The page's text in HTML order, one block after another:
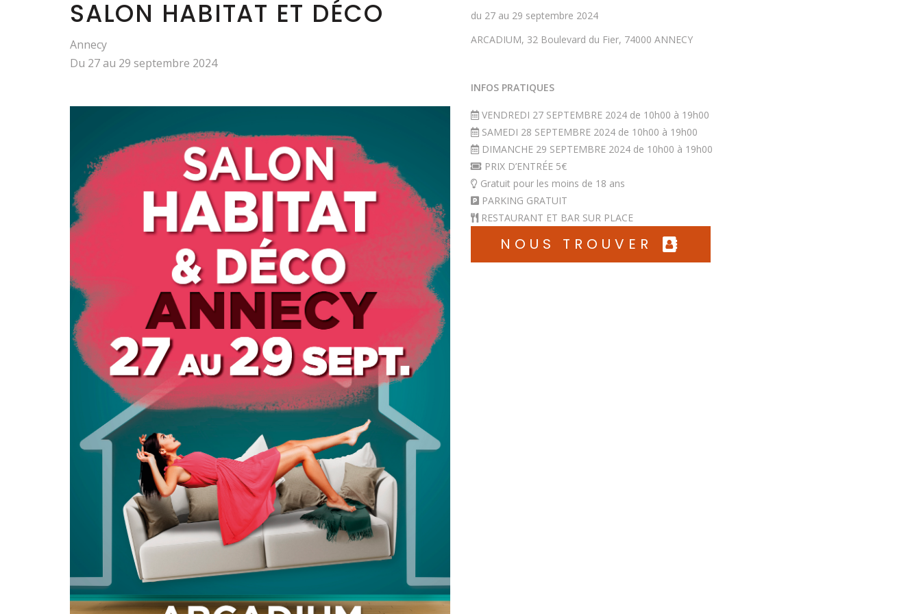
SALON HABITAT ET DÉCO
Annecy
Du 27 au 29 septembre 2024
du 27 au 29 septembre 2024
ARCADIUM, 32 Boulevard du Fier, 74000 ANNECY
INFOS PRATIQUES
VENDREDI 27 SEPTEMBRE 2024 de 10h00 à 19h00
SAMEDI 28 SEPTEMBRE 2024 de 10h00 à 19h00
DIMANCHE 29 SEPTEMBRE 2024 de 10h00 à 19h00
PRIX D’ENTRÉE 5€
Gratuit pour les moins de 18 ans
PARKING GRATUIT
RESTAURANT ET BAR SUR PLACE
NOUS TROUVER